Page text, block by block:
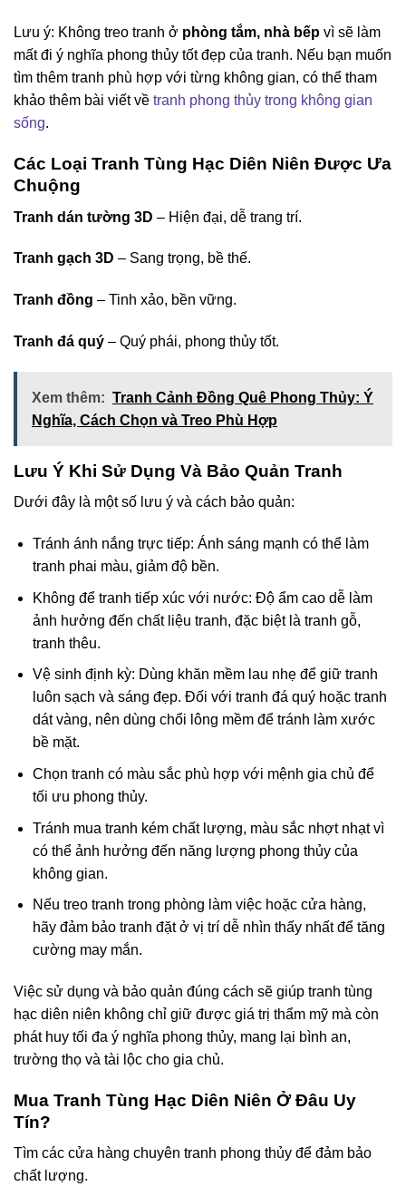
Lưu ý: Không treo tranh ở phòng tắm, nhà bếp vì sẽ làm
mất đi ý nghĩa phong thủy tốt đẹp của tranh. Nếu bạn muốn
tìm thêm tranh phù hợp với từng không gian, có thể tham
khảo thêm bài viết về tranh phong thủy trong không gian
sống.
Các Loại Tranh Tùng Hạc Diên Niên Được Ưa
Chuộng
Tranh dán tường 3D – Hiện đại, dễ trang trí.
Tranh gạch 3D – Sang trọng, bề thế.
Tranh đồng – Tinh xảo, bền vững.
Tranh đá quý – Quý phái, phong thủy tốt.
Xem thêm: Tranh Cảnh Đồng Quê Phong Thủy: Ý
Nghĩa, Cách Chọn và Treo Phù Hợp
Lưu Ý Khi Sử Dụng Và Bảo Quản Tranh
Dưới đây là một số lưu ý và cách bảo quản:
Tránh ánh nắng trực tiếp: Ánh sáng mạnh có thể làm
tranh phai màu, giảm độ bền.
Không để tranh tiếp xúc với nước: Độ ẩm cao dễ làm
ảnh hưởng đến chất liệu tranh, đặc biệt là tranh gỗ,
tranh thêu.
Vệ sinh định kỳ: Dùng khăn mềm lau nhẹ để giữ tranh
luôn sạch và sáng đẹp. Đối với tranh đá quý hoặc tranh
dát vàng, nên dùng chổi lông mềm để tránh làm xước
bề mặt.
Chọn tranh có màu sắc phù hợp với mệnh gia chủ để
tối ưu phong thủy.
Tránh mua tranh kém chất lượng, màu sắc nhợt nhạt vì
có thể ảnh hưởng đến năng lượng phong thủy của
không gian.
Nếu treo tranh trong phòng làm việc hoặc cửa hàng,
hãy đảm bảo tranh đặt ở vị trí dễ nhìn thấy nhất để tăng
cường may mắn.
Việc sử dụng và bảo quản đúng cách sẽ giúp tranh tùng
hạc diên niên không chỉ giữ được giá trị thẩm mỹ mà còn
phát huy tối đa ý nghĩa phong thủy, mang lại bình an,
trường thọ và tài lộc cho gia chủ.
Mua Tranh Tùng Hạc Diên Niên Ở Đâu Uy
Tín?
Tìm các cửa hàng chuyên tranh phong thủy để đảm bảo
chất lượng.